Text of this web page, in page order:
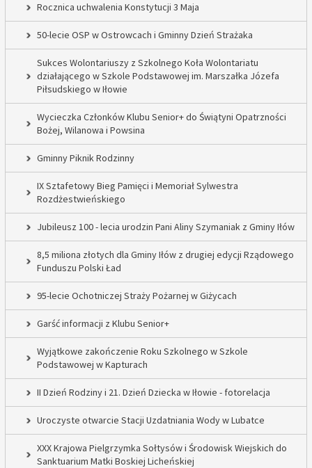
Rocznica uchwalenia Konstytucji 3 Maja
50-lecie OSP w Ostrowcach i Gminny Dzień Strażaka
Sukces Wolontariuszy z Szkolnego Koła Wolontariatu
działającego w Szkole Podstawowej im. Marszałka Józefa
Piłsudskiego w Iłowie
Wycieczka Członków Klubu Senior+ do Świątyni Opatrzności
Bożej, Wilanowa i Powsina
Gminny Piknik Rodzinny
IX Sztafetowy Bieg Pamięci i Memoriał Sylwestra
Rozdżestwieńskiego
Jubileusz 100 - lecia urodzin Pani Aliny Szymaniak z Gminy Iłów
8,5 miliona złotych dla Gminy Iłów z drugiej edycji Rządowego
Funduszu Polski Ład
95-lecie Ochotniczej Straży Pożarnej w Giżycach
Garść informacji z Klubu Senior+
Wyjątkowe zakończenie Roku Szkolnego w Szkole
Podstawowej w Kapturach
II Dzień Rodziny i 21. Dzień Dziecka w Iłowie - fotorelacja
Uroczyste otwarcie Stacji Uzdatniania Wody w Lubatce
XXX Krajowa Pielgrzymka Sołtysów i Środowisk Wiejskich do
Sanktuarium Matki Boskiej Licheńskiej